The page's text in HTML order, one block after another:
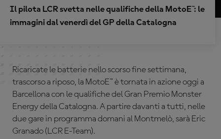
Il pilota LCR svetta nelle qualifiche della MotoE™: le
immagini dal venerdì del GP della Catalogna
Ricaricate le batterie nello scorso fine settimana,
trascorso a riposo, la MotoE™ è tornata in azione oggi a
Barcellona con le qualifiche del Gran Premio Monster
Energy della Catalogna. A partire davanti a tutti, nelle
due gare in programma domani al Montmelò, sarà Eric
Granado (LCR E-Team).